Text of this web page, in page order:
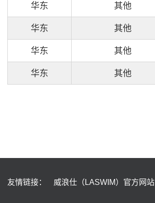
华东 其他
华东 其他
华东 其他
华东 其他
友情链接： 威浪仕（LASWIM）官方网站